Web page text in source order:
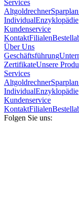
Services
Altgoldrechner
IndividualEnzyklopädie
Kundenservice
KontaktFilialen
Über Uns
Geschäftsführung
ZertifikateUnsere
Services
Altgoldrechner
IndividualEnzyklopädie
Kundenservice
KontaktFilialen
Folgen Sie uns: